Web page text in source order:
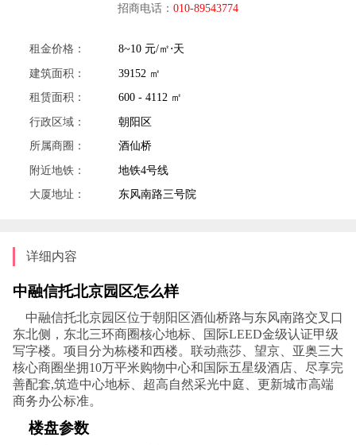
招商电话： 010-89543774
租金价格：
8~10 元/㎡⋅天
建筑面积：
39152 ㎡
租赁面积：
600 - 4112 ㎡
行政区域：
朝阳区
所属商圈：
酒仙桥
附近地铁：
地铁4号线
大厦地址：
东风南路三号院
详细内容
中融信托北京园区怎么样
中融信托北京园区位于朝阳区酒仙桥路与东风南路交叉口
东北侧，东北三环商圈核心地标、国际LEED金级认证甲级
写字楼。项目分为栋楼和西楼。联动燕莎、望京、亚奥三大
核心商圈坐拥10万平米购物中心和国际五星级酒店、尽享完
善配套,筑造中心地标、超高自然采光中庭、更新城市高端
商务办公标准。
楼盘参数